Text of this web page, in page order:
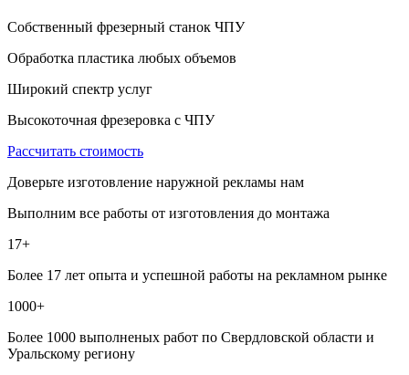
Собственный фрезерный станок ЧПУ
Обработка пластика любых объемов
Широкий спектр услуг
Высокоточная фрезеровка с ЧПУ
Рассчитать стоимость
Доверьте изготовление наружной рекламы нам
Выполним все работы от изготовления до монтажа
17+
Более 17 лет опыта и успешной работы на рекламном рынке
1000+
Более 1000 выполненых работ по Свердловской области и
Уральскому региону